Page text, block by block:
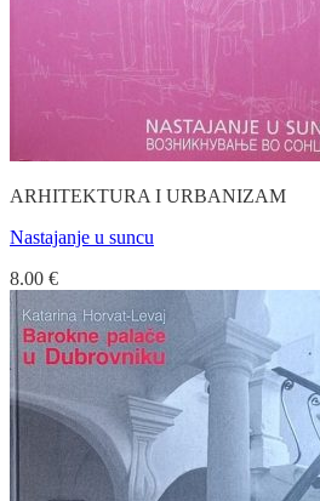
ARHITEKTURA I URBANIZAM
Nastajanje u suncu
8.00 €